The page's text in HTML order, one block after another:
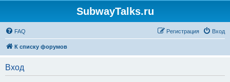
SubwayTalks.ru
FAQ Вход
Регистрация
К списку форумов
Вход